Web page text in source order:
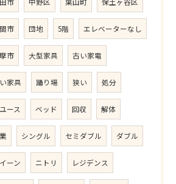
市 団地 5階 エレベーターなし
市 大型家具 古い家電
家具 踊り場 狭い 処分
ース ベッド 回収 解体
シングル セミダブル ダブル
ーン ニトリ レジデンス